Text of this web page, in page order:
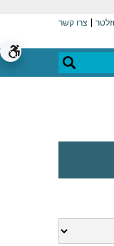
צרו קשר